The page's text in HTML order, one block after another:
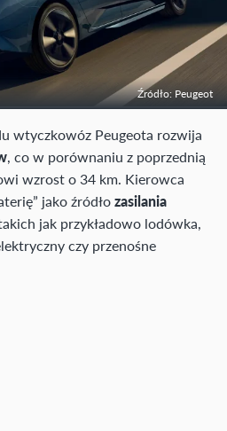
Źródło: Peugeot
wtyczkowóz Peugeota rozwija
, co w porównaniu z poprzednią
wzrost o 34 km. Kierowca
jako źródłozasilania
jak przykładowo lodówka,
czy przenośne